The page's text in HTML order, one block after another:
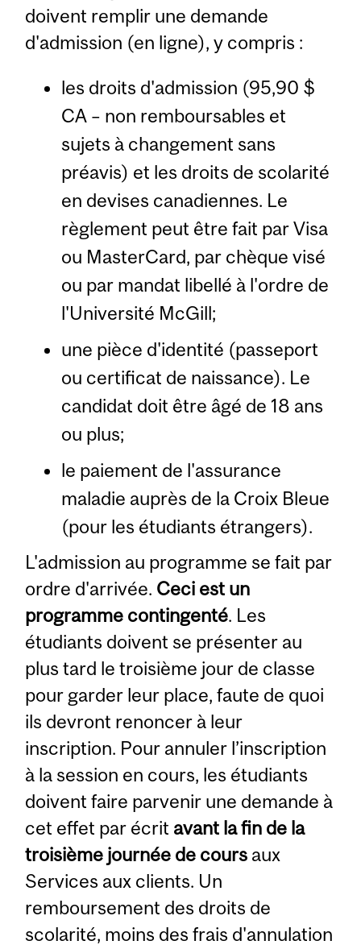
doivent remplir une demande
d'admission (en ligne), y compris :
les droits d'admission (95,90 $
CA – non remboursables et
sujets à changement sans
préavis) et les droits de scolarité
en devises canadiennes. Le
règlement peut être fait par Visa
ou MasterCard, par chèque visé
ou par mandat libellé à l'ordre de
l'Université McGill;
une pièce d'identité (passeport
ou certificat de naissance). Le
candidat doit être âgé de 18 ans
ou plus;
le paiement de l'assurance
maladie auprès de la Croix Bleue
(pour les étudiants étrangers).
L'admission au programme se fait par
ordre d'arrivée. Ceci est un
programme contingenté. Les
étudiants doivent se présenter au
plus tard le troisième jour de classe
pour garder leur place, faute de quoi
ils devront renoncer à leur
inscription. Pour annuler l’inscription
à la session en cours, les étudiants
doivent faire parvenir une demande à
cet effet par écrit avant la fin de la
troisième journée de cours aux
Services aux clients. Un
remboursement des droits de
scolarité, moins des frais d'annulation